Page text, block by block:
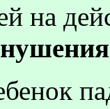
на